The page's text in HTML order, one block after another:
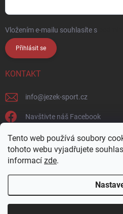
Tento web používá soubory
tohoto webu vyjadřujete
informací zde.
Vložením e-mailu souhlasíte s
Přihlásit se
KONTAKT
info@jezek-sport.cz
Navštivte náš Facebook
jezek_sport_np/
Copyright 2026Ježek sport s.r.o..